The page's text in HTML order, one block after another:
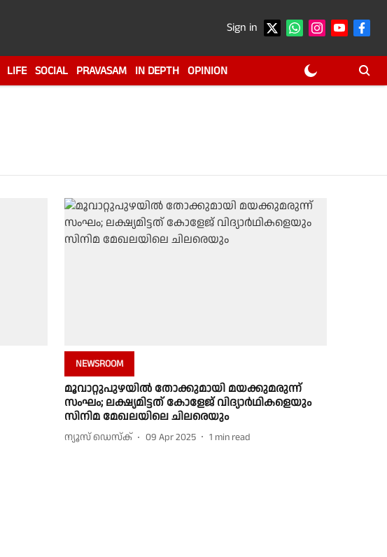
Sign in
LIFE SOCIAL PRAVASAM IN DEPTH OPINION
NEWSROOM
മൂവാറ്റുപുഴയിൽ തോക്കുമായി മയക്കുമരുന്ന്
സംഘം; ലക്ഷ്യമിട്ടത് കോളേജ് വിദ്യാർഥികളെയും
സിനിമ മേഖലയിലെ ചിലരെയും
ന്യൂസ് ഡെസ്ക് 09 Apr 2025 1 min read